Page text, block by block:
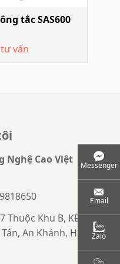
tắc SAS600
vấn
Nghệ Cao Việt
Thuộc Khu B, KĐT
An Khánh, Hà
Messenger
Email
Zalo